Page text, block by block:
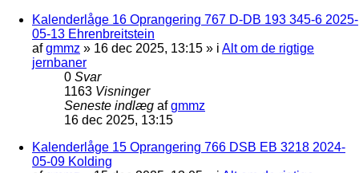
Kalenderlåge 16 Oprangering 767 D-DB 193 345-6 2025-
05-13 Ehrenbreitstein
afgmmz » 16 dec 2025, 13:15 » i Alt om de rigtige
jernbaner
0 Svar
1163 Visninger
Seneste indlæg afgmmz
16 dec 2025, 13:15
Kalenderlåge 15 Oprangering 766 DSB EB 3218 2024-
05-09 Kolding